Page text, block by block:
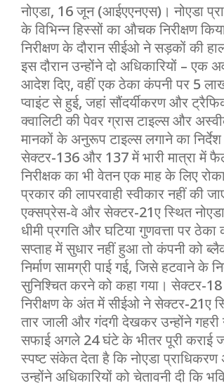
क्राइम
शिक्षा
वेब स्टोरी
नोएडा, 16 जून (आईएएनएस)। नोएडा
के विभिन्न हिस्सों का औचक निरीक्षण
निरीक्षण के दौरान सीईओ ने सड़कों की
इस दौरान उन्होंने दो अधिकारियों –
आदेश दिए, वहीं एक ठेका कंपनी पर 5
प्वाइंट से हुई, जहां सौंदर्यीकरण और
क्वालिटी की पेवर ग्रास टाइल्स और
मानकों के अनुरूप टाइल्स लगाने का
सेक्टर-136 और 137 में भारी मात्रा में
निरीक्षक का भी वेतन एक माह के लिए
प्रकार की लापरवाही स्वीकार नहीं की
एक्सप्रेस-वे और सेक्टर-21ए स्थित
धीमी प्रगति और घटिया गुणवत्ता पर
सप्ताह में सुधार नहीं हुआ तो कंपनी को
निर्माण सामग्री पाई गई, जिसे हटवाने के
सुनिश्चित करने को कहा गया। सेक्टर-
निरीक्षण के अंत में सीईओ ने सेक्टर-21ए
तार जाली और गंदगी देखकर उन्होंने गहरी
सफाई अगले 24 घंटे के भीतर पूरी कराई
स्पष्ट संकेत देता है कि नोएडा
उन्होंने अधिकारियों को चेतावनी दी कि
वाराणसी
आगरा
अयोध्या
अलीगढ़
मेरठ
मुरादाबाद
गोरखपुर
प्रयागराज
रामपुर